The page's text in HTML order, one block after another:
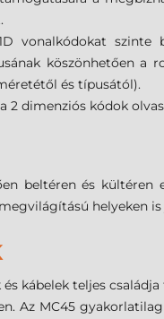
vonalkódokat
köszönhetően
és típusától).
2 dimenziós kódok
beltéren és kültéren
helyeken
kábelek teljes
Az MC45